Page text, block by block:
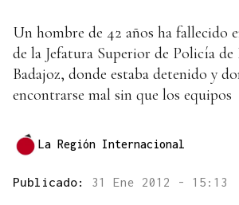
Un hombre de 42 años ha fallecido
de la Jefatura Superior de Policía
Badajoz, donde estaba detenido y
encontrarse mal sin que los equipos
La Región Internacional
Publicado: 31 Ene 2012 - 15:13